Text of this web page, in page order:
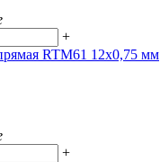
+
RTM61 12x0,75 мм
+